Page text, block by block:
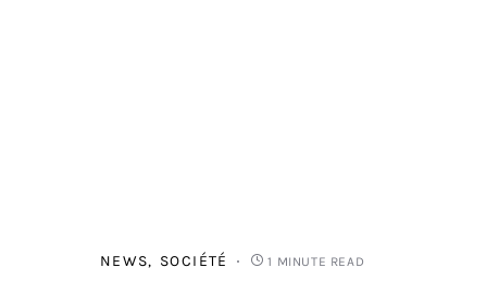
NEWS SOCIÉTÉ 1 MINUTE READ